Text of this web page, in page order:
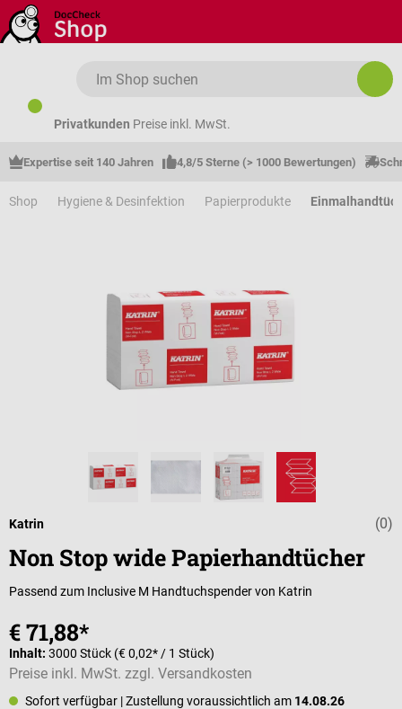
Zum Hauptinhalt springen
Privatkunden Preise inkl. MwSt.
Expertise seit 140 Jahren 4,8/5 Sterne (> 1000 Bewertungen)
Shop Hygiene & Desinfektion Papierprodukte
(0)
Katrin
Non Stop wide Papierhandtücher
Passend zum Inclusive M Handtuchspender von Katrin
€ 71,88*
Inhalt: 3000 Stück (€ 0,02* / 1 Stück)
Preise inkl. MwSt. zzgl. Versandkosten
Sofort verfügbar | Zustellung voraussichtlich am 14.08.26